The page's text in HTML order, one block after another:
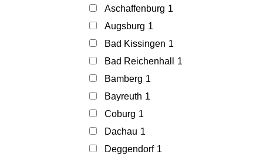
Aschaffenburg 1
Augsburg 1
Bad Kissingen 1
Bad Reichenhall
1
Bamberg 1
Bayreuth 1
Coburg 1
Dachau 1
Deggendorf 1